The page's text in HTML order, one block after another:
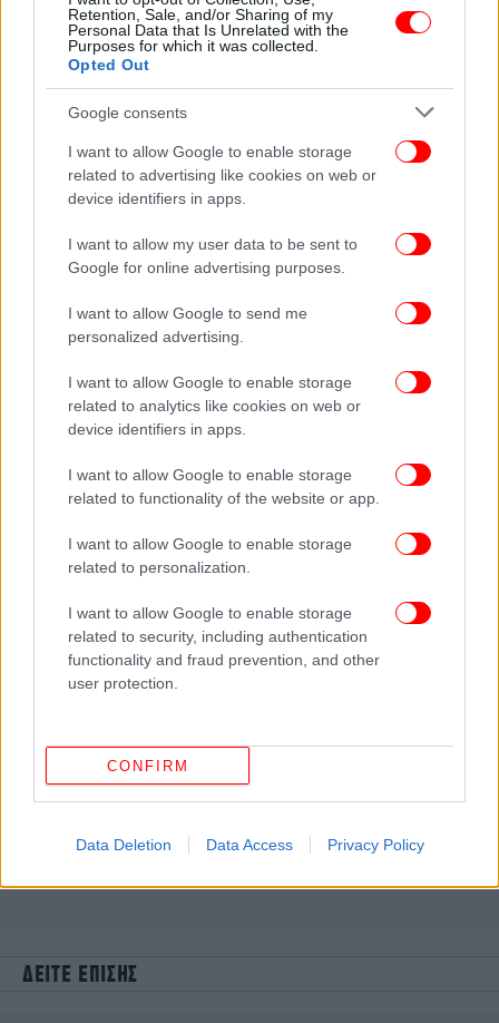
Retention, Sale, and/or Sharing of my
Personal Data that Is Unrelated with the
Purposes for which it was collected.
Opted Out
Google consents
I want to allow Google to enable storage
related to advertising like cookies on web or
device identifiers in apps.
I want to allow my user data to be sent to
Google for online advertising purposes.
I want to allow Google to send me
personalized advertising.
I want to allow Google to enable storage
related to analytics like cookies on web or
device identifiers in apps.
I want to allow Google to enable storage
related to functionality of the website or app.
I want to allow Google to enable storage
related to personalization.
I want to allow Google to enable storage
related to security, including authentication
functionality and fraud prevention, and other
user protection.
CONFIRM
Data Deletion Data Access Privacy Policy
Ακολουθήστε το
πρώτοι όλες τις ειδήσεις
ΔΕΙΤΕ ΕΠΙΣΗΣ